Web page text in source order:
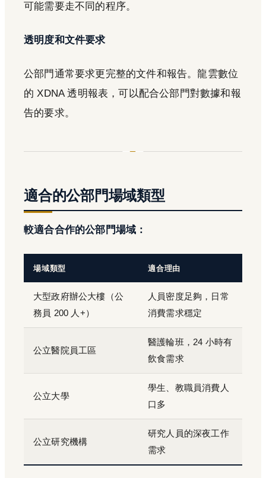
可能需要走不同的程序。
透明度和文件要求
公部門通常要求更完整的文件和報告。龍雲數位
的 XDNA 透明報表，可以配合公部門對數據和報
告的要求。
適合的公部門場域類型
較適合合作的公部門場域：
場域類型 適合理由
大型政府辦公大樓（公
務員 200 人+）
人員密度足夠，日常
消費需求穩定
公立醫院員工區
醫護輪班，24 小時有
飲食需求
公立大學
學生、教職員消費人
口多
公立研究機構
研究人員的深夜工作
需求